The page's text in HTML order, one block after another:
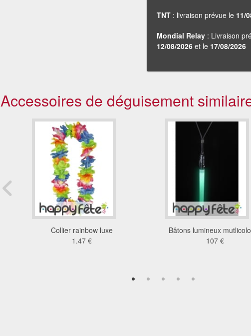
TNT : livraison prévue le 11/
Mondial Relay : Livraison
12/08/2026 et le 17/08/2026
Accessoires de déguisement
Collier rainbow luxe
1.47 €
Bâtons lumineux
107 €